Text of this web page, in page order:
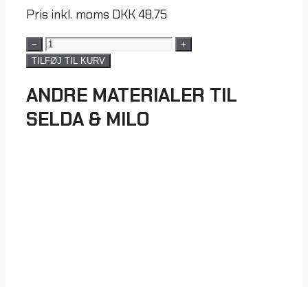
Pris inkl. moms DKK48,75
−
+
TILFØJ TIL KURV
ANDRE MATERIALER TIL
SELDA & MILO